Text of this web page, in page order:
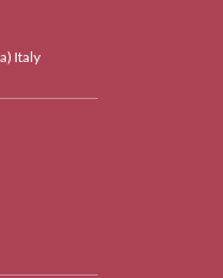
Italy